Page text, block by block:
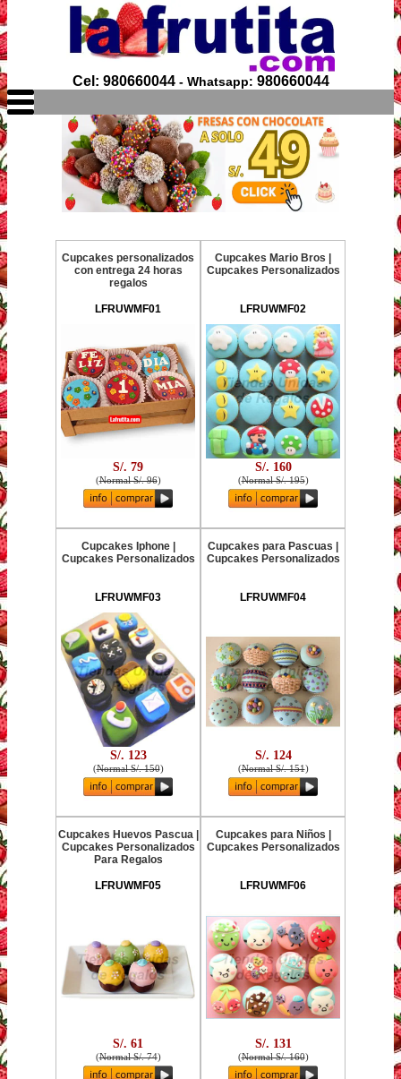
Cel: 980660044- Whatsapp: 980660044
Cupcakes personalizados
con entrega 24 horas
regalos
LFRUWMF01
S/. 79
(Normal S/. 96)
Cupcakes Mario Bros |
Cupcakes Personalizados
LFRUWMF02
S/. 160
(Normal S/. 195)
Cupcakes Iphone |
Cupcakes Personalizados
LFRUWMF03
S/. 123
(Normal S/. 150)
Cupcakes para Pascuas |
Cupcakes Personalizados
LFRUWMF04
S/. 124
(Normal S/. 151)
Cupcakes Huevos Pascua |
Cupcakes Personalizados
Para Regalos
LFRUWMF05
S/. 61
(Normal S/. 74)
Cupcakes para Niños |
Cupcakes Personalizados
LFRUWMF06
S/. 131
(Normal S/. 160)